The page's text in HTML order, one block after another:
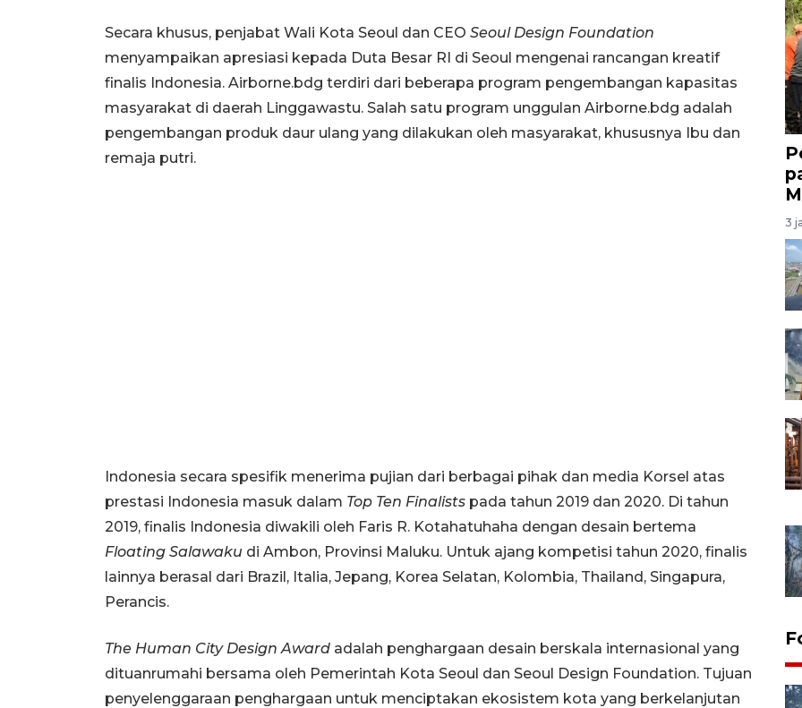
Secara khusus, penjabat Wali Kota Seoul dan CEO Seoul Design Foundation
menyampaikan apresiasi kepada Duta Besar RI di Seoul mengenai rancangan kreatif
finalis Indonesia. Airborne.bdg terdiri dari beberapa program pengembangan kapasitas
masyarakat di daerah Linggawastu. Salah satu program unggulan Airborne.bdg adalah
pengembangan produk daur ulang yang dilakukan oleh masyarakat, khususnya Ibu dan
remaja putri.
Indonesia secara spesifik menerima pujian dari berbagai pihak dan media Korsel atas
prestasi Indonesia masuk dalam Top Ten Finalists pada tahun 2019 dan 2020. Di tahun
2019, finalis Indonesia diwakili oleh Faris R. Kotahatuhaha dengan desain bertema
Floating Salawaku di Ambon, Provinsi Maluku. Untuk ajang kompetisi tahun 2020, finalis
lainnya berasal dari Brazil, Italia, Jepang, Korea Selatan, Kolombia, Thailand, Singapura,
Perancis.
The Human City Design Award adalah penghargaan desain berskala internasional yang
dituanrumahi bersama oleh Pemerintah Kota Seoul dan Seoul Design Foundation. Tujuan
penyelenggaraan penghargaan untuk menciptakan ekosistem kota yang berkelanjutan
3